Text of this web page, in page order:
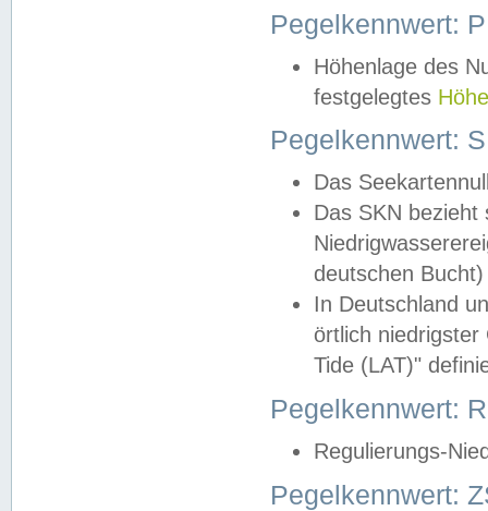
Pegelkennwert:
Höhenlage des
festgelegtes
Pegelkennwert:
Das
Das SKN
deutschen
In Deutschland
örtlich
Tide (LAT)"
Pegelkennwert:
Regulierungs-
Pegelkennwert: